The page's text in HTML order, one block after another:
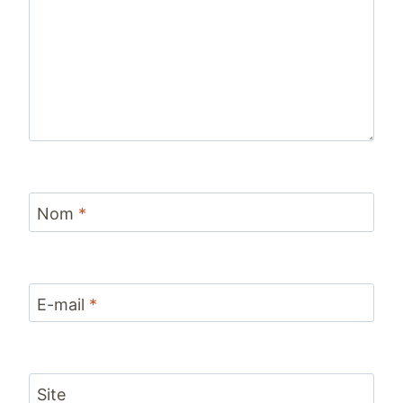
Nom *
E-mail *
Site